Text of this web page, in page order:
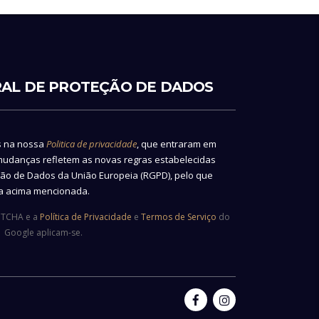
DE PROTEÇÃO DE DADOS
na nossa Politica de privacidade, que entraram em
refletem as novas regras estabelecidas
de Dados da União Europeia (RGPD), pelo que
acima mencionada.
e a Política de Privacidade e Termos de Serviço do
Google aplicam-se.